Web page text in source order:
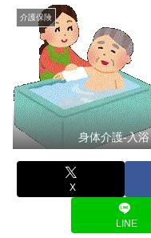
介護保険
身体介護-入浴
X
LINE